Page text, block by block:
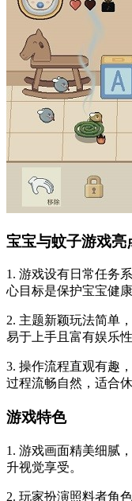
宝宝与蚊子游戏亮
1. 游戏设有日常任务
心目标是保护宝宝健康
2. 主题新颖玩法简单
易于上手且富有娱乐性
3. 操作流程直观有趣
过程流畅自然，适合休
游戏特色
1. 游戏画面精美细腻
升视觉享受。
2. 玩家扮演照料者角